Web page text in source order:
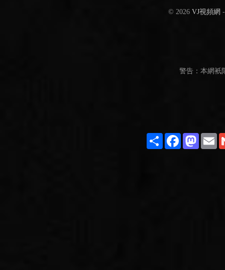
© 2026 VJ視頻網
警告：本網衹
ShareFacebook